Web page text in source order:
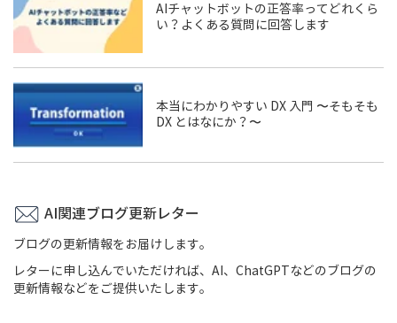
AIチャットボットの正答率ってどれくら
い？よくある質問に回答します
本当にわかりやすい DX 入門 〜そもそも
DX とはなにか？〜
AI関連ブログ更新レター
ブログの更新情報をお届けします。
レターに申し込んでいただければ、AI、ChatGPTなどのブログの
更新情報などをご提供いたします。